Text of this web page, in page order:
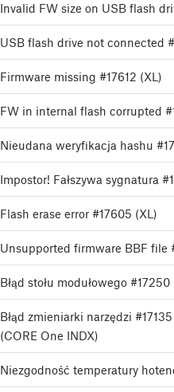
Invalid FW size on USB flash
USB flash drive not connected
Firmware missing #17612 (XL)
FW in internal flash corrupted
Nieudana weryfikacja hashu
Impostor! Fałszywa sygnatura
Flash erase error #17605 (XL)
Unsupported firmware BBF file
Błąd stołu modułowego #17250
Błąd zmieniarki narzędzi
(CORE One INDX)
Niezgodność temperatury